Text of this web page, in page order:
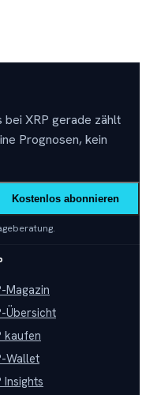
bei XRP gerade zählt
Prognosen, kein
Kostenlos abonnieren
Magazin
Übersicht
kaufen
Wallet
Insights